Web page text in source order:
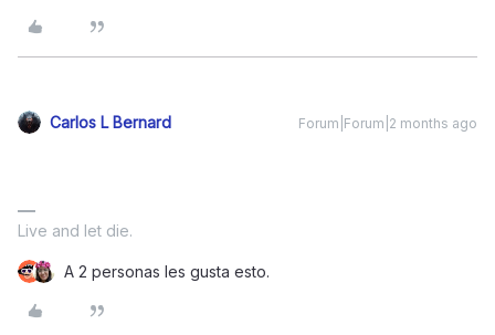
Carlos L Bernard Forum|Forum|2 months ago
Live and let die.
A 2 personas les gusta esto.